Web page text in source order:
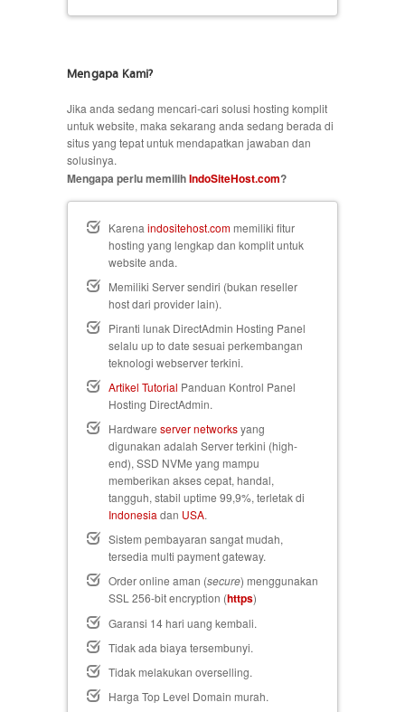
Mengapa Kami?
Jika anda sedang mencari-cari solusi hosting komplit
untuk website, maka sekarang anda sedang berada di
situs yang tepat untuk mendapatkan jawaban dan
solusinya.
Mengapa perlu memilihIndoSiteHost.com?
Karena indositehost.commemiliki fitur
hosting yang lengkap dan komplit untuk
website anda.
Memiliki Server sendiri (bukan reseller
host dari provider lain).
Piranti lunak DirectAdmin Hosting Panel
selalu up to date sesuai perkembangan
teknologi webserver terkini.
Artikel Tutorial Panduan Kontrol Panel
Hosting DirectAdmin.
Hardware server networksyang
digunakan adalah Server terkini (high-
end), SSD NVMe yang mampu
memberikan akses cepat, handal,
tangguh, stabil uptime 99,9%, terletak di
Indonesia dan USA.
Sistem pembayaran sangat mudah,
tersedia multi payment gateway.
Order online aman (secure) menggunakan
SSL 256-bit encryption (https)
Garansi 14 hari uang kembali.
Tidak ada biaya tersembunyi.
Tidak melakukan overselling.
Harga Top Level Domain murah.